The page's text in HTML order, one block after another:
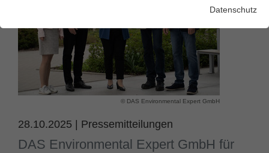
© DAS Environmental Expert GmbH
28.10.2025 Pressemitteilungen
DAS Environmental Expert GmbH für
Essentielle Cookies werden für grundlegende Funktionen der
Webseite einwandfrei funktioniert.
Name fe_typo_user
Anbieter TYPO3
Cookie von TYPO3. Es speichert im Falle
Cookie-Informationen
Statistik und Performance
Datenschutz